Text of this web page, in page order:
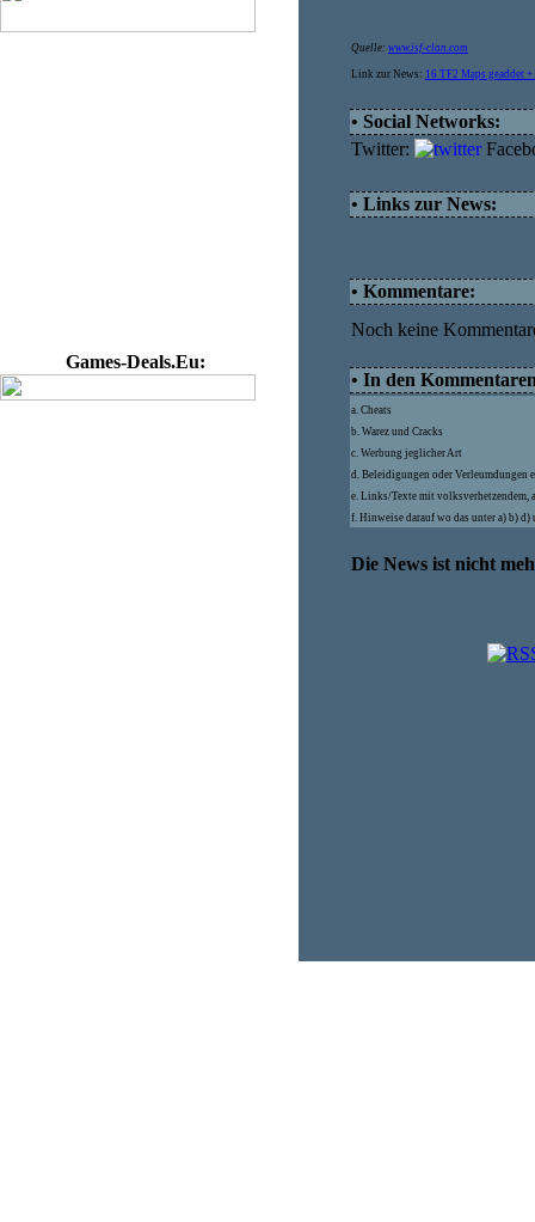
Games-Deals.Eu:
Quelle: www.isf-clan.com
Link zur News: 16 TF2 Maps geaddet
• Social Networks:
Twitter:
• Links zur News:
• Kommentare:
Noch keine
• In den
a. Cheats
b. Warez und Cracks
c. Werbung jeglicher Art
d. Beleidigungen oder Verleumdungen
e. Links/Texte mit volksverhetzendem,
f. Hinweise darauf wo das unter a) b)
Die News ist nicht